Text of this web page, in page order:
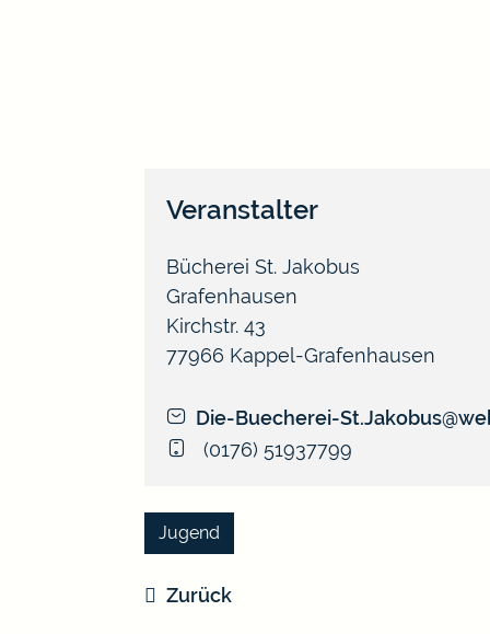
Veranstalter
Bücherei St. Jakobus
Grafenhausen
Kirchstr. 43
77966 Kappel-Grafenhausen
Die-Buecherei-
(0176) 51937799
Jugend
Zurück